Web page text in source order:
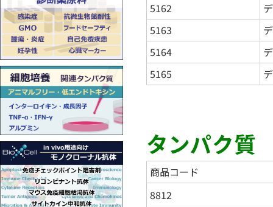
5162
5163
5164
5165
タンパク質
商品コード
8812